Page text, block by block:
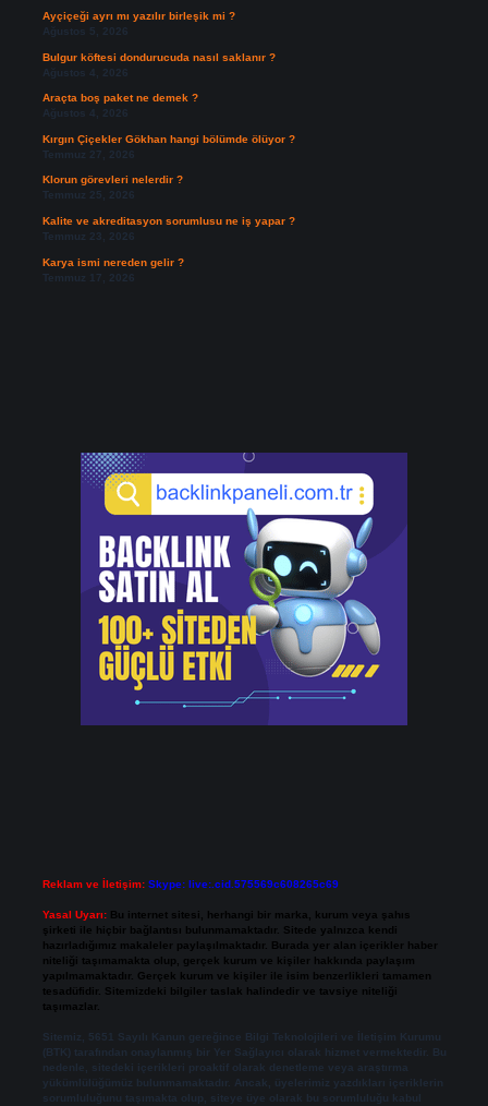
Ayçiçeği ayrı mı yazılır birleşik mi ?
Ağustos 5, 2026
Bulgur köftesi dondurucuda nasıl saklanır ?
Ağustos 4, 2026
Araçta boş paket ne demek ?
Ağustos 4, 2026
Kırgın Çiçekler Gökhan hangi bölümde ölüyor ?
Temmuz 27, 2026
Klorun görevleri nelerdir ?
Temmuz 25, 2026
Kalite ve akreditasyon sorumlusu ne iş yapar ?
Temmuz 23, 2026
Karya ismi nereden gelir ?
Temmuz 17, 2026
Reklam ve İletişim: Skype: live:.cid.575569c608265c69
Yasal Uyarı: Bu internet sitesi, herhangi bir marka, kurum veya şahıs
şirketi ile hiçbir bağlantısı bulunmamaktadır. Sitede yalnızca kendi
hazırladığımız makaleler paylaşılmaktadır. Burada yer alan içerikler haber
niteliği taşımamakta olup, gerçek kurum ve kişiler hakkında paylaşım
yapılmamaktadır. Gerçek kurum ve kişiler ile isim benzerlikleri tamamen
tesadüfidir. Sitemizdeki bilgiler taslak halindedir ve tavsiye niteliği
taşımazlar.
Sitemiz, 5651 Sayılı Kanun gereğince Bilgi Teknolojileri ve İletişim Kurumu
(BTK) tarafından onaylanmış bir Yer Sağlayıcı olarak hizmet vermektedir. Bu
nedenle, sitedeki içerikleri proaktif olarak denetleme veya araştırma
yükümlülüğümüz bulunmamaktadır. Ancak, üyelerimiz yazdıkları içeriklerin
sorumluluğunu taşımakta olup, siteye üye olarak bu sorumluluğu kabul